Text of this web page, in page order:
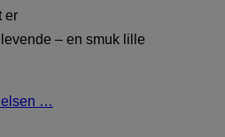
er
– en smuk lille
…